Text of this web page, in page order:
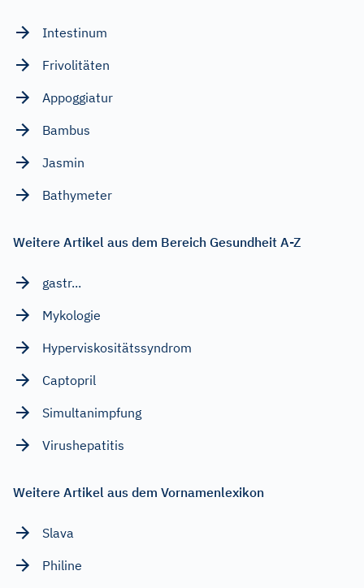
Intestinum
Frivolitäten
Appoggiatur
Bambus
Jasmin
Bathymeter
Weitere Artikel aus dem Bereich Gesundheit A-Z
gastr...
Mykologie
Hyperviskositätssyndrom
Captopril
Simultanimpfung
Virushepatitis
Weitere Artikel aus dem Vornamenlexikon
Slava
Philine